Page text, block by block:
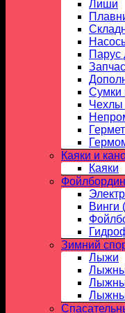
Лиши
Парус
Сумки
Чехлы
Каяки и
Каяки
Винги
Зимний
Лыжи